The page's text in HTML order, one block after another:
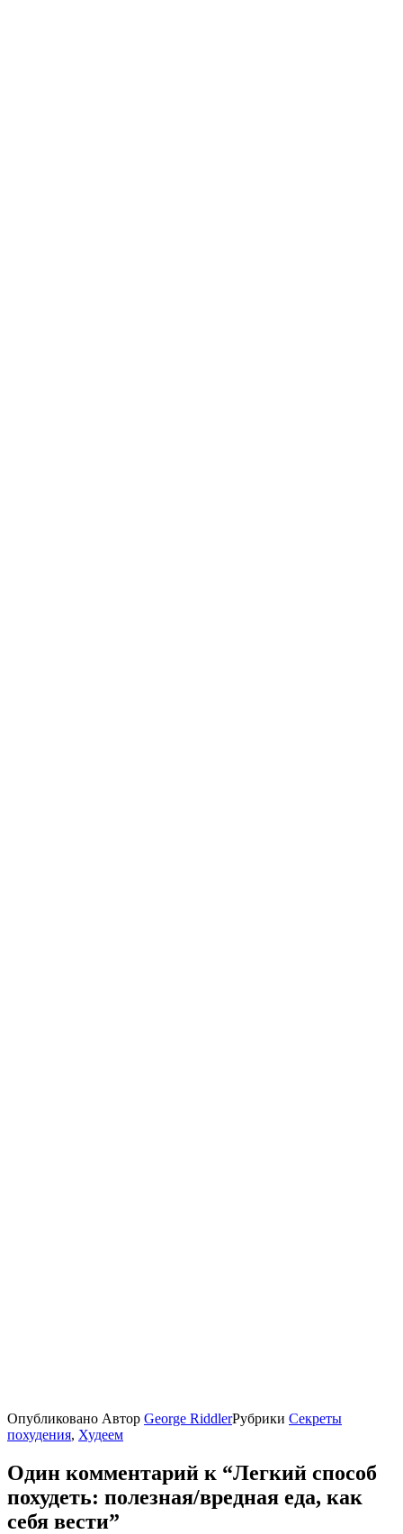
Опубликовано Автор George RiddlerРубрики Секреты
похудения, Худеем
Один комментарий к “Легкий способ
похудеть: полезная/вредная еда, как
себя вести”